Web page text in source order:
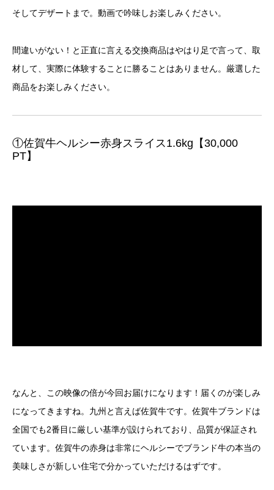
そしてデザートまで。動画で吟味しお楽しみください。
間違いがない！と正直に言える交換商品はやはり足で言って、取
材して、実際に体験することに勝ることはありません。厳選した
商品をお楽しみください。
①佐賀牛ヘルシー赤身スライス1.6kg【30,000
PT】
なんと、この映像の倍が今回お届けになります！届くのが楽しみ
になってきますね。九州と言えば佐賀牛です。佐賀牛ブランドは
全国でも2番目に厳しい基準が設けられており、品質が保証され
ています。佐賀牛の赤身は非常にヘルシーでブランド牛の本当の
美味しさが新しい住宅で分かっていただけるはずです。